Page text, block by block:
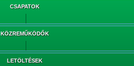
CSAPATOK
KÖZREMŰKÖDŐK
LETÖLTÉSEK